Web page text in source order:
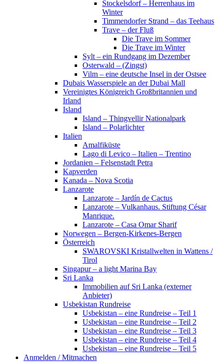
Stockelsdorf – Herrenhaus im
Winter
Timmendorfer Strand – das Teehaus
Trave – der Fluß
Die Trave im Sommer
Die Trave im Winter
Sylt – ein Rundgang im Dezember
Osterwald – (Zingst)
Vilm – eine deutsche Insel in der Ostsee
Dubais Wasserspiele an der Dubai Mall
Vereinigtes Königreich Großbritannien und
Irland
Island
Island – Thingvellir Nationalpark
Island – Polarlichter
Italien
Amalfiküste
Lago di Levico – Italien – Trentino
Jordanien – Felsenstadt Petra
Kapverden
Kanada – Nova Scotia
Lanzarote
Lanzarote – Jardín de Cactus
Lanzarote – Vulkanhaus. Stiftung César
Manrique.
Lanzarote – Casa Omar Sharif
Norwegen – Bergen-Kirkenes-Bergen
Österreich
SWAROVSKI Kristallwelten in Wattens /
Tirol
Singapur – a light Marina Bay
Sri Lanka
Immobilien auf Sri Lanka (externer
Anbieter)
Usbekistan Rundreise
Usbekistan – eine Rundreise – Teil 1
Usbekistan – eine Rundreise – Teil 2
Usbekistan – eine Rundreise – Teil 3
Usbekistan – eine Rundreise – Teil 4
Usbekistan – eine Rundreise – Teil 5
Anmelden / Mitmachen